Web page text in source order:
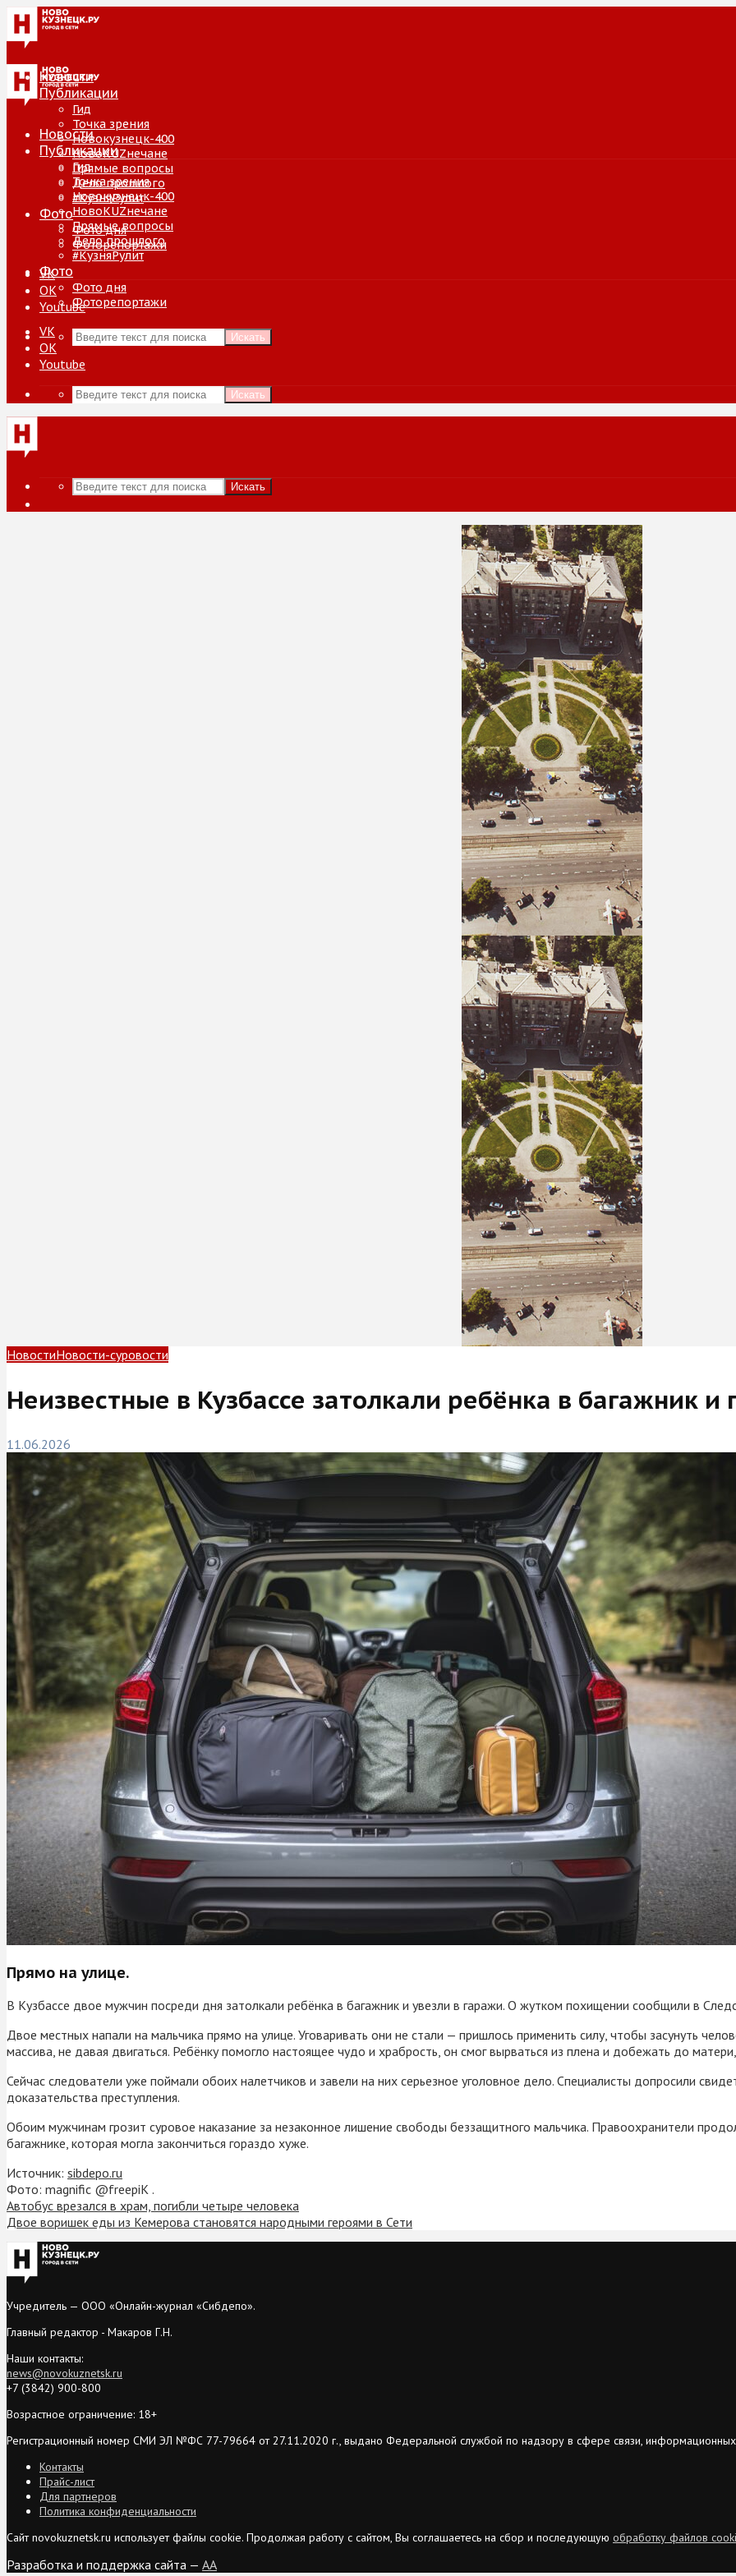
Новости
Публикации
Гид
Точка зрения
Новокузнецк-400
НовоKUZнечане
Прямые вопросы
Дело прошлого
#КузняРулит
Фото
Фото дня
Фоторепортажи
VK
ОК
Youtube
Искать
Новости
Публикации
Гид
Точка зрения
Новокузнецк-400
НовоKUZнечане
Прямые вопросы
Дело прошлого
#КузняРулит
Фото
Фото дня
Фоторепортажи
VK
ОК
Youtube
Искать
Искать
НовостиНовости-суровости
Неизвестные в Кузбассе затолкали ребёнка в багажник и
11.06.2026
Прямо на улице.
В Кузбассе двое мужчин посреди дня затолкали ребёнка в багажник и увезли в гаражи. О жутком похищении сообщили в
Двое местных напали на мальчика прямо на улице. Уговаривать они не стали — пришлось применить силу, чтобы засунуть
массива, не давая двигаться. Ребёнку помогло настоящее чудо и храбрость, он смог вырваться из плена и добежать до
Сейчас следователи уже поймали обоих налетчиков и завели на них серьезное уголовное дело. Специалисты допросили
доказательства преступления.
Обоим мужчинам грозит суровое наказание за незаконное лишение свободы беззащитного мальчика. Правоохранители
багажнике, которая могла закончиться гораздо хуже.
Источник: sibdepo.ru
Фото: magnific @freepiK .
Автобус врезался в храм, погибли четыре человека
Двое воришек еды из Кемерова становятся народными героями в Сети
Учредитель — ООО «Онлайн-журнал «Сибдепо».
Главный редактор - Макаров Г.Н.
Наши контакты:
news@novokuznetsk.ru
+7 (3842) 900-800
Возрастное ограничение: 18+
Регистрационный номер СМИ ЭЛ №ФС 77-79664 от 27.11.2020 г., выдано Федеральной службой по надзору в сфере связи, информационных
Контакты
Прайс-лист
Для партнеров
Политика конфиденциальности
Сайт novokuznetsk.ru использует файлы cookie. Продолжая работу с сайтом, Вы соглашаетесь на сбор и последующую обработку файлов
Разработка и поддержка сайта — AA